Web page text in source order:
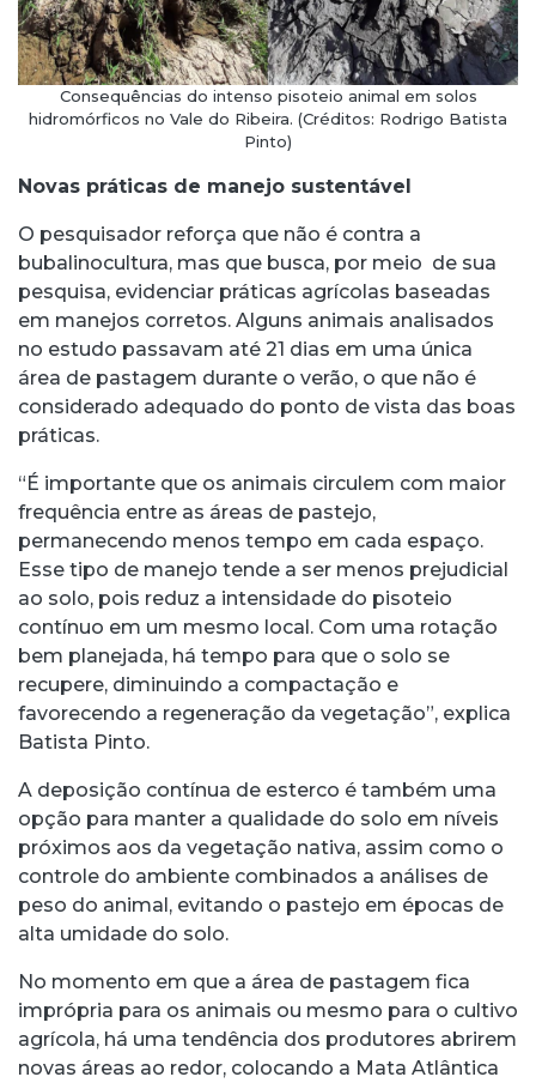
Consequências do intenso pisoteio animal em solos
hidromórficos no Vale do Ribeira. (Créditos: Rodrigo Batista
Pinto)
Novas práticas de manejo sustentável
O pesquisador reforça que não é contra a
bubalinocultura, mas que busca, por meio de sua
pesquisa, evidenciar práticas agrícolas baseadas
em manejos corretos. Alguns animais analisados
no estudo passavam até 21 dias em uma única
área de pastagem durante o verão, o que não é
considerado adequado do ponto de vista das boas
práticas.
“É importante que os animais circulem com maior
frequência entre as áreas de pastejo,
permanecendo menos tempo em cada espaço.
Esse tipo de manejo tende a ser menos prejudicial
ao solo, pois reduz a intensidade do pisoteio
contínuo em um mesmo local. Com uma rotação
bem planejada, há tempo para que o solo se
recupere, diminuindo a compactação e
favorecendo a regeneração da vegetação”, explica
Batista Pinto.
A deposição contínua de esterco é também uma
opção para manter a qualidade do solo em níveis
próximos aos da vegetação nativa, assim como o
controle do ambiente combinados a análises de
peso do animal, evitando o pastejo em épocas de
alta umidade do solo.
No momento em que a área de pastagem fica
imprópria para os animais ou mesmo para o cultivo
agrícola, há uma tendência dos produtores abrirem
novas áreas ao redor, colocando a Mata Atlântica